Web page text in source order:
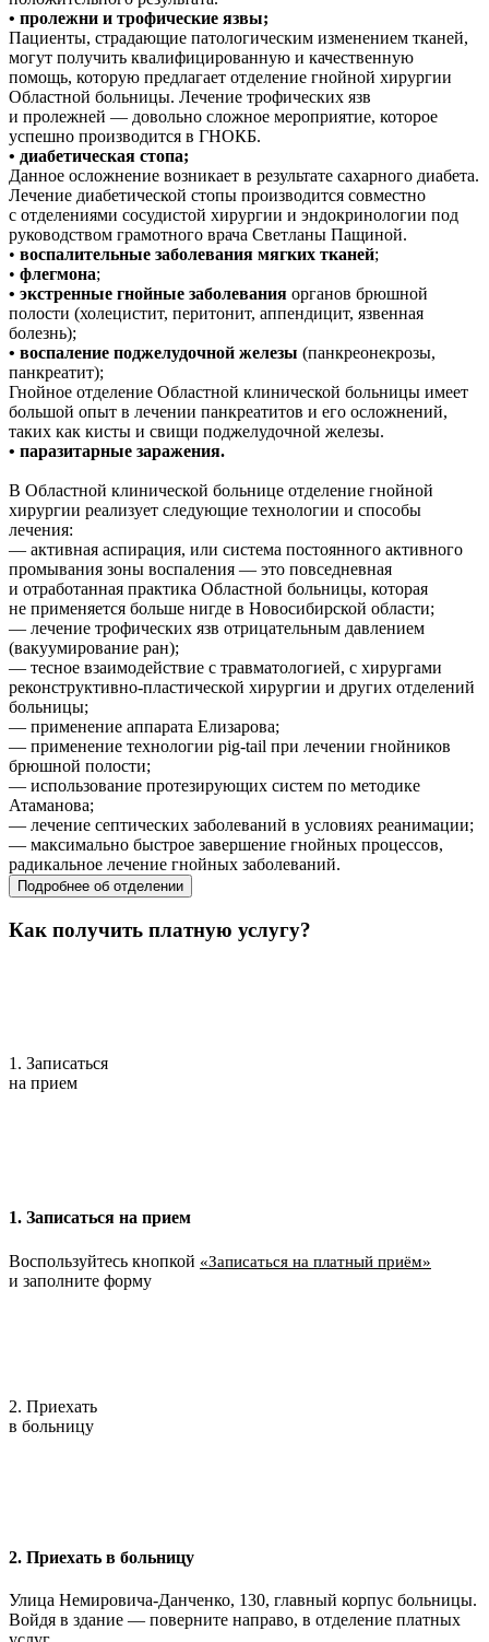
• пролежни и трофические язвы;
Пациенты, страдающие патологическим изменением тканей,
могут получить квалифицированную и качественную
помощь, которую предлагает отделение гнойной хирургии
Областной больницы. Лечение трофических язв
и пролежней — довольно сложное мероприятие, которое
успешно производится в ГНОКБ.
• диабетическая стопа;
Данное осложнение возникает в результате сахарного диабета.
Лечение диабетической стопы производится совместно
с отделениями сосудистой хирургии и эндокринологии под
руководством грамотного врача Светланы Пащиной.
• воспалительные заболевания мягких тканей;
• флегмона;
• экстренные гнойные заболевания органов брюшной
полости (холецистит, перитонит, аппендицит, язвенная
болезнь);
• воспаление поджелудочной железы (панкреонекрозы,
панкреатит);
Гнойное отделение Областной клинической больницы имеет
большой опыт в лечении панкреатитов и его осложнений,
таких как кисты и свищи поджелудочной железы.
• паразитарные заражения.
В Областной клинической больнице отделение гнойной
хирургии реализует следующие технологии и способы
лечения:
— активная аспирация, или система постоянного активного
промывания зоны воспаления — это повседневная
и отработанная практика Областной больницы, которая
не применяется больше нигде в Новосибирской области;
— лечение трофических язв отрицательным давлением
(вакуумирование ран);
— тесное взаимодействие с травматологией, с хирургами
реконструктивно-пластической хирургии и других отделений
больницы;
— применение аппарата Елизарова;
— применение технологии pig-tail при лечении гнойников
брюшной полости;
— использование протезирующих систем по методике
Атаманова;
— лечение септических заболеваний в условиях реанимации;
— максимально быстрое завершение гнойных процессов,
радикальное лечение гнойных заболеваний.
Подробнее об отделении
Как получить платную услугу?
1. Записаться
на прием
1. Записаться на прием
Воспользуйтесь кнопкой «Записаться на платный приём»
и заполните форму
2. Приехать
в больницу
2. Приехать в больницу
Улица Немировича-Данченко, 130, главный корпус больницы.
Войдя в здание — поверните направо, в отделение платных